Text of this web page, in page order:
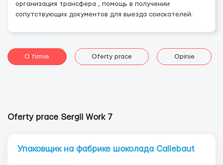
организация трансфера , помощь в получении
сопутствующих документов для выезда соискателей.
O firmie Oferty prace Opinie
Oferty prace Sergii Work 7
Упаковщик на фабрике шоколада Callebaut